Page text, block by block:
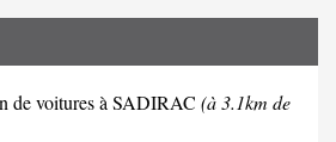
de voitures à SADIRAC (à 3.1km de